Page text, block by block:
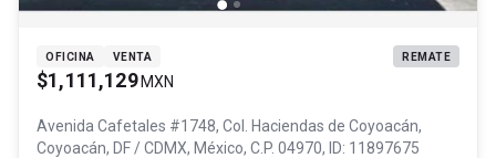
OFICINA VENTA REMATE
$1,111,129 MXN
Avenida Cafetales #1748, Col. Haciendas de Coyoacán,
Coyoacán, DF / CDMX, México, C.P. 04970, ID: 11897675